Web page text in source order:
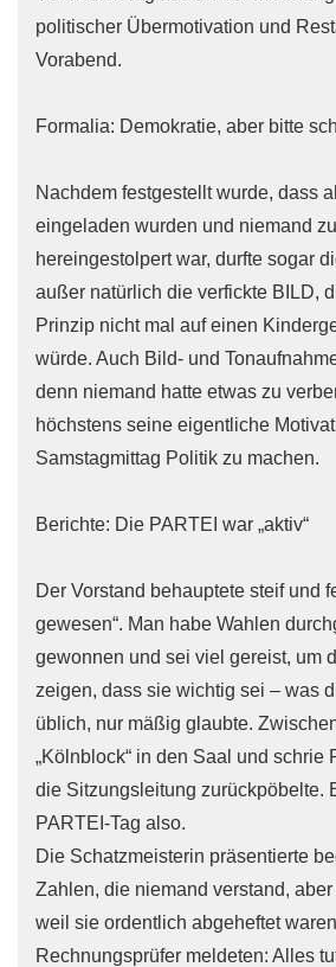
politischer Übermotivation und
Vorabend.
Formalia: Demokratie, aber bitte
Nachdem festgestellt wurde, dass
eingeladen wurden und niemand
hereingestolpert war, durfte sogar
außer natürlich die verfickte BILD,
Prinzip nicht mal auf einen
würde. Auch Bild- und
denn niemand hatte etwas zu
höchstens seine eigentliche
Samstagmittag Politik zu machen.
Berichte: Die PARTEI war „aktiv“
Der Vorstand behauptete steif und
gewesen“. Man habe Wahlen
gewonnen und sei viel gereist, um
zeigen, dass sie wichtig sei – was
üblich, nur mäßig glaubte.
„Kölnblock“ in den Saal und schrie
die Sitzungsleitung zurückpöbelte.
PARTEI-Tag also.
Die Schatzmeisterin präsentierte
Zahlen, die niemand verstand,
weil sie ordentlich abgeheftet
Rechnungsprüfer meldeten: Alles